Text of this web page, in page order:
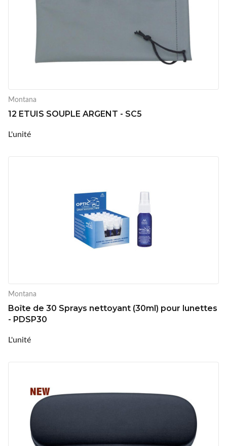
Montana
12 ETUIS SOUPLE ARGENT - SC5
L'unité
Montana
Boîte de 30 Sprays nettoyant (30ml) pour lunettes
- PDSP30
L'unité